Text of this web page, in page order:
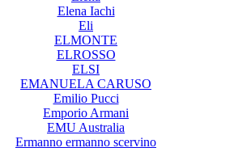
Elena Iachi
Eli
ELMONTE
ELROSSO
ELSI
EMANUELA CARUSO
Emilio Pucci
Emporio Armani
EMU Australia
Ermanno ermanno scervino